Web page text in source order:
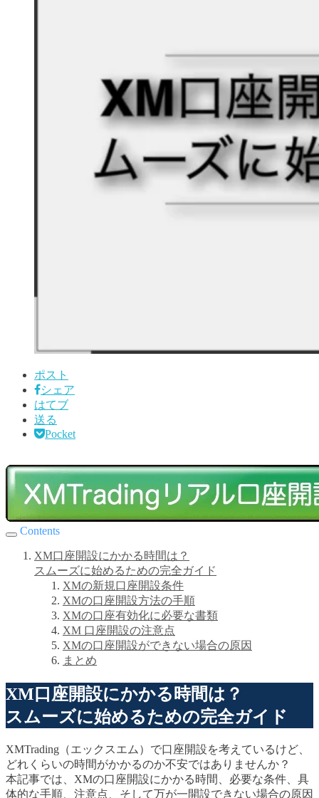
ポスト
シェア
はてブ
送る
Pocket
Contents
XM口座開設にかかる時間は？
スムーズに始めるための完全ガイド
XMの新規口座開設条件
XMの口座開設方法の手順
XMの口座有効化に必要な書類
XM 口座開設の注意点
XMの口座開設ができない場合の原因
まとめ
XM口座開設にかかる時間は？
スムーズに始めるための完全ガイド
XMTrading（エックスエム）で口座開設を考えているけど、
どれくらいの時間がかかるのか不安ではありませんか？
本記事では、XMの口座開設にかかる時間、必要な条件、具
体的な手順、注意点、そして万が一開設できない場合の原因